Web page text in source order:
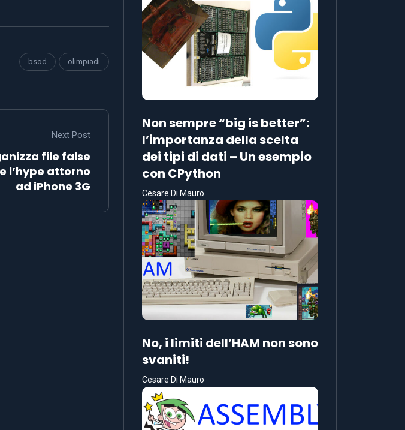
bsod
olimpiadi
Next Post
file false
l’hype attorno
ad iPhone 3G
Non sempre “big is better”:
l’importanza della scelta
dei tipi di dati – Un esempio
con CPython
Cesare Di Mauro
No, i limiti dell’HAM non sono
svaniti!
Cesare Di Mauro